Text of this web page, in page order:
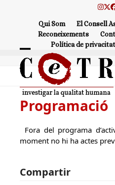
Qui Som El Consell
Reconeixements
Política de privacitat
Open
mobile
menu
Close
mobile
menu
Programació
Fora del programa
moment no hi ha actes
Compartir